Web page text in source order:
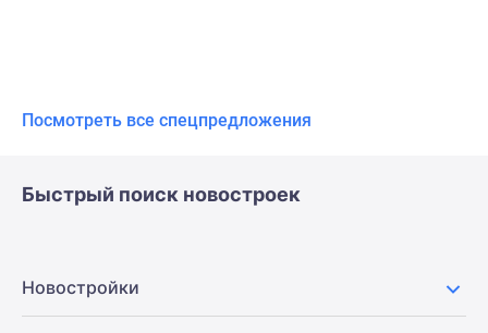
Посмотреть все спецпредложения
Быстрый поиск новостроек
Новостройки